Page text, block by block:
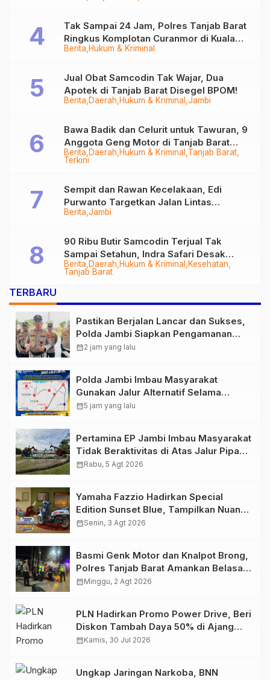
Berita Hukum & Kriminal
Tak Sampai 24 Jam, Polres Tanjab Barat
Ringkus Komplotan Curanmor di Kuala
Tungkal
Berita Daerah Hukum & Kriminal Jambi
Jual Obat Samcodin Tak Wajar, Dua
Apotek di Tanjab Barat Disegel BPOM!
Berita Daerah Hukum & Kriminal Tanjab Barat
Terkini
Bawa Badik dan Celurit untuk Tawuran, 9
Anggota Geng Motor di Tanjab Barat
Diringkus
Berita Jambi
Sempit dan Rawan Kecelakaan, Edi
Purwanto Targetkan Jalan Lintas
Tungkal-Jambi Mulus di 2028
Berita Daerah Hukum & Kriminal
Kesehatan
Tanjab Barat
90 Ribu Butir Samcodin Terjual Tak
Sampai Setahun, Indra Safari Desak
Audit Menyeluruh
TERBARU
Pastikan Berjalan Lancar dan Sukses,
Polda Jambi Siapkan Pengamanan
Berlapis untuk 8.750 Pelari, 1.848
calendar_month2 jam yang lalu
Polda Jambi Imbau Masyarakat
Gunakan Jalur Alternatif Selama
Pelaksanaan Presisi Merdeka Run
calendar_month5 jam yang lalu
Pertamina EP Jambi Imbau Masyarakat
Tidak Beraktivitas di Atas Jalur Pipa
Migas Demi Keselamatan Bersama
calendar_monthRabu, 5 Agt 2026
Yamaha Fazzio Hadirkan Special
Edition Sunset Blue, Tampilkan Nuansa
Retro Summer yang Semakin Skena
calendar_monthSenin, 3 Agt 2026
Basmi Genk Motor dan Knalpot Brong,
Polres Tanjab Barat Amankan Belasan
Kendaraan
calendar_monthMinggu, 2 Agt 2026
PLN Hadirkan Promo Power Drive, Beri
Diskon Tambah Daya 50% di Ajang
GIIAS 2026
calendar_monthKamis, 30 Jul 2026
Ungkap Jaringan Narkoba, BNN